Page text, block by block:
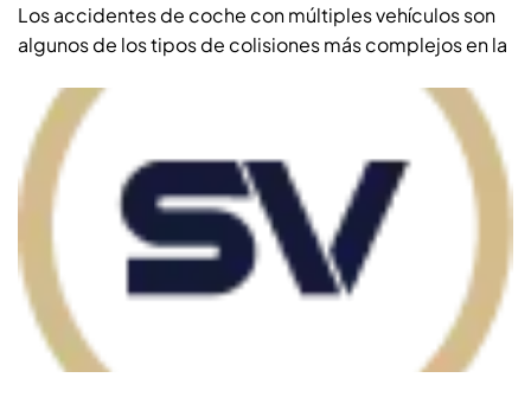
Los accidentes de coche con múltiples vehículos son
algunos de los tipos de colisiones más complejos en la